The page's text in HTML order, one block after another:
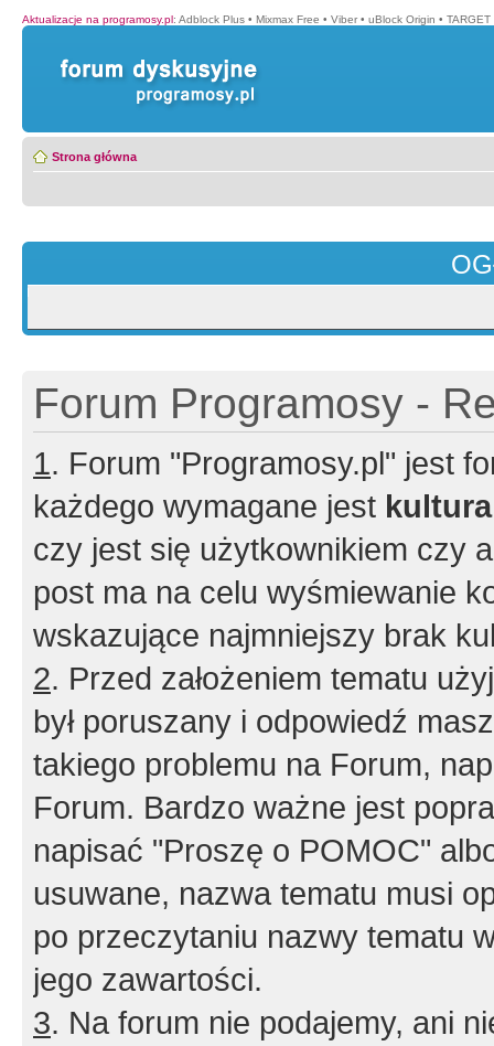
Aktualizacje na programosy.pl: Adblock Plus • Mixmax Free • Viber • uBlock Origin •
Strona główna
Forum Programosy -
1. Forum "Programosy.pl" jest
każdego wymagane jest
czy jest się użytkownikiem czy
post ma na celu wyśmiewanie
wskazujące najmniejszy brak
2. Przed założeniem tematu
był poruszany i odpowiedź
takiego problemu na Forum,
Forum. Bardzo ważne jest
napisać "Proszę o POMOC"
usuwane, nazwa tematu musi
po przeczytaniu nazwy tematu
jego zawartości.
3. Na forum nie podajemy, ani